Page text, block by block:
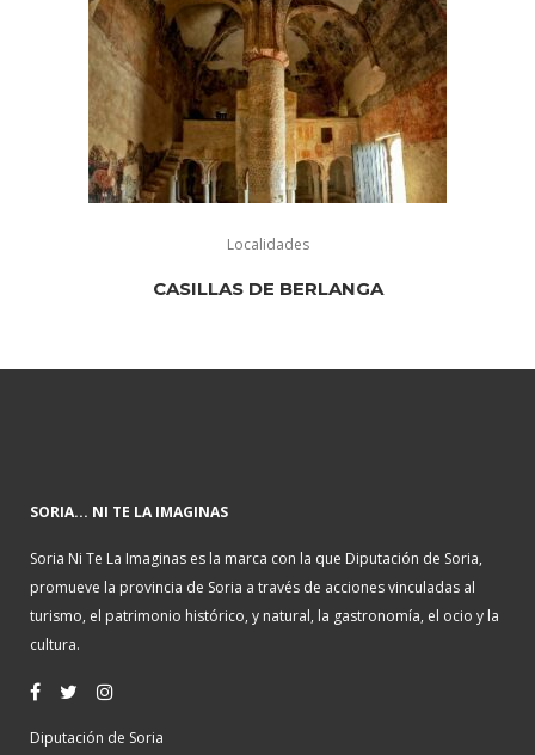
Localidades
CASILLAS DE BERLANGA
SORIA... NI TE LA IMAGINAS
Soria Ni Te La Imaginas es la marca con la que Diputación de Soria,
promueve la provincia de Soria a través de acciones vinculadas al
turismo, el patrimonio histórico, y natural, la gastronomía, el ocio y la
cultura.
Diputación de Soria